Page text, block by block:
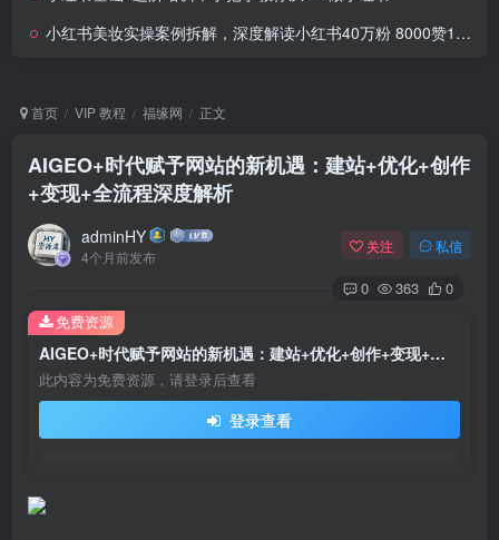
小红书美妆实操案例拆解，深度解读小红书40万粉 8000赞180粉，为什么?
首页 VIP 教程 福缘网 正文
AIGEO+时代赋予网站的新机遇：建站+优化+创作
+变现+全流程深度解析
adminHY
4个月前发布
关注 私信
0 363 0
AIGEO+时代赋予网站的新机遇：建站+优化+创作+变现+全流程深度解析
此内容为免费资源，请登录后查看
登录查看
免费资源